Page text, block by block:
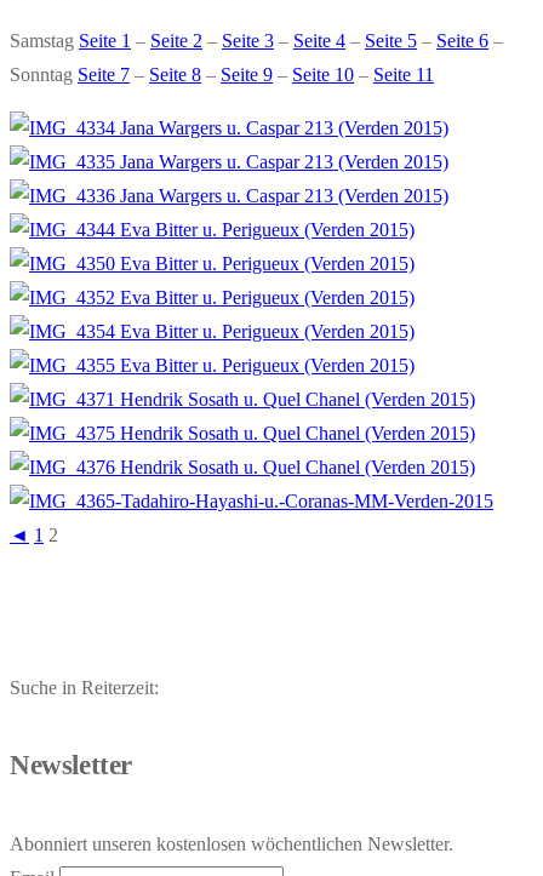
Samstag Seite 1 – Seite 2 – Seite 3 – Seite 4 – Seite 5 – Seite 6 –
Sonntag Seite 7 – Seite 8 – Seite 9 – Seite 10 – Seite 11
◄ 1 2
Suche in Reiterzeit:
Newsletter
Abonniert unseren kostenlosen wöchentlichen Newsletter.